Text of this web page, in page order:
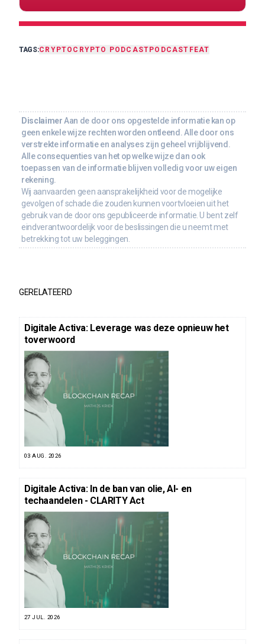
TAGS:CRYPTO CRYPTO PODCASTPODCAST FEAT
Disclaimer Aan de door ons opgestelde informatie kan op
geen enkele wijze rechten worden ontleend. Alle door ons
verstrekte informatie en analyses zijn geheel vrijblijvend.
Alle consequenties van het op welke wijze dan ook
toepassen van de informatie blijven volledig voor uw eigen
rekening.
Wij aanvaarden geen aansprakelijkheid voor de mogelijke
gevolgen of schade die zouden kunnen voortvloeien uit het
gebruik van de door ons gepubliceerde informatie. U bent zelf
eindverantwoordelijk voor de beslissingen die u neemt met
betrekking tot uw beleggingen.
GERELATEERD
Digitale Activa: Leverage was deze opnieuw het
toverwoord
03 AUG. 2026
Digitale Activa: In de ban van olie, AI- en
techaandelen - CLARITY Act
27 JUL. 2026